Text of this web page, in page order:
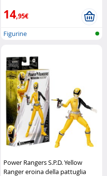
14,95€
Figurine
Power Rangers S.P.D. Yellow
Ranger eroina della pattuglia